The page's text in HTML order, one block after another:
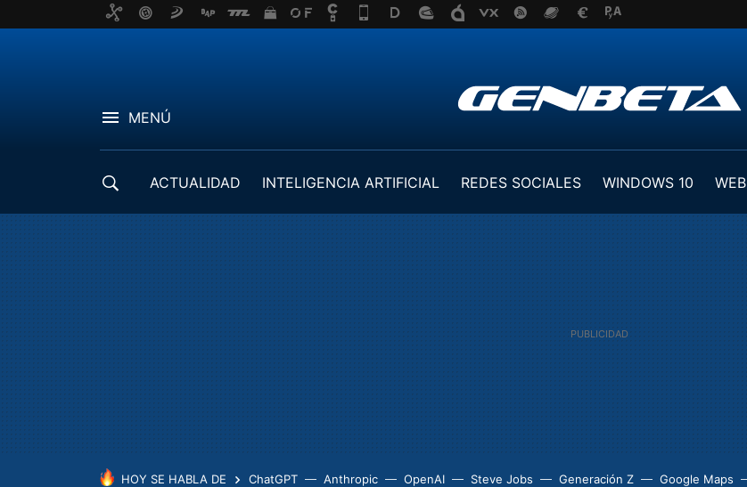
MENÚ
ACTUALIDAD INTELIGENCIA ARTIFICIAL REDES SOCIALES WINDOWS 10 WEB
HOY SE HABLA DE ChatGPT Anthropic OpenAI Steve Jobs Generación Z Google Maps